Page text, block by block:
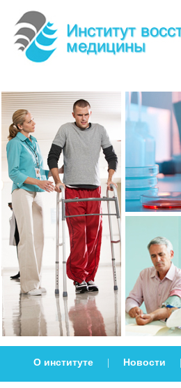
О институте Новости